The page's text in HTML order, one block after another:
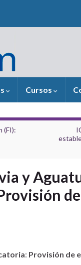
Cursos
(FI):
y
: Provisión de